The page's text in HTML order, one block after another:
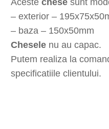
– exterior –
– baza – 150x50mm
Chesele nu au capac.
Putem realiza la
specificatiile clientului.